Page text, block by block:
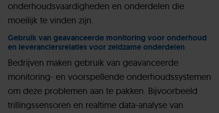
onderhoudsvaardigheden en onderdelen die
moeilijk te vinden zijn.
Gebruik van geavanceerde monitoring voor onderhoud
en leveranciersrelaties voor zeldzame onderdelen
Bedrijven maken gebruik van geavanceerde
monitoring- en voorspellende onderhoudssystemen
om deze problemen aan te pakken. Bijvoorbeeld
trillingssensoren en realtime data-analyse van